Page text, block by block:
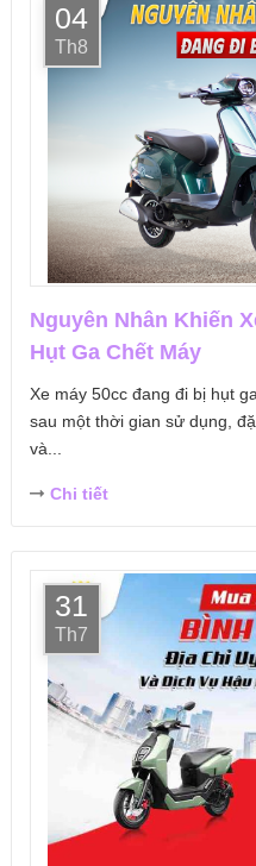
04
Th8
Nguyên Nhân Khiến
Hụt Ga Chết Máy
Xe máy 50cc đang đi bị hụt
sau một thời gian sử dụng,
và...
Chi tiết
31
Th7